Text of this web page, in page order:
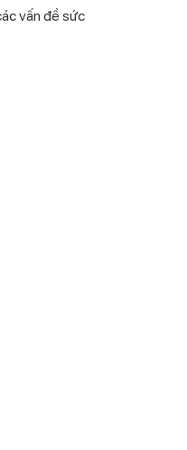
vấn đề sức